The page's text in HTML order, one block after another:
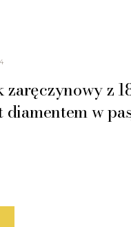
z
diamentem w